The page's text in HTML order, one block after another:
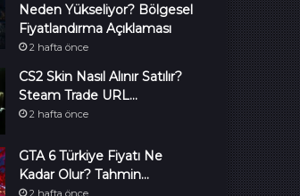
Neden Yükseliyor? Bölgesel
Fiyatlandırma Açıklaması
2 hafta önce
CS2 Skin Nasıl Alınır Satılır?
Steam Trade URL…
2 hafta önce
GTA 6 Türkiye Fiyatı Ne
Kadar Olur? Tahmin…
2 hafta önce